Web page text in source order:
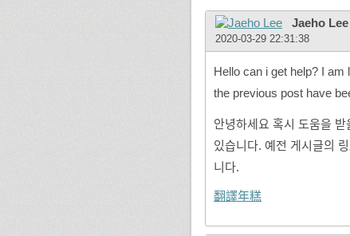
Jaeho Lee
2020-03-29 22:31:38
Hello can i get help? I
the previous post have
안녕하세요 혹시 도움을
있습니다. 예전 게시글의
니다.
翻譯年糕